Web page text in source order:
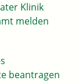
Klinik
melden
beantragen